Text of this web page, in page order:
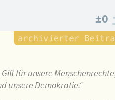
±0
für unsere
unsere Demokratie.“